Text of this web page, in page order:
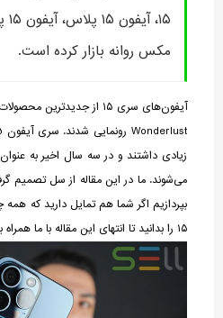
مکس روانه بازار کرده است.
آیفون‌های سری ۱۵ از
زیادی داشتند و در سه سال اخیر به
بپردازیم اگر شما هم تمایل دارید که
۱۵ را بدانید تا انتهای این مقاله با ما همراه باشید.